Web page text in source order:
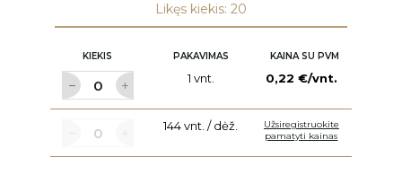
Likęs kiekis: 20
KIEKIS PAKAVIMAS KAINA SU PVM
1 vnt. 0,22 €/vnt.
144 vnt. / dėž.
Užsiregistruokite
pamatyti kainas